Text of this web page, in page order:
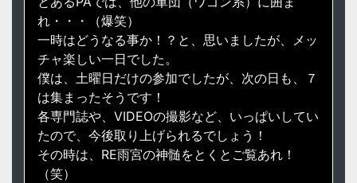
れ・・・（爆笑）
一時はどうなる事か！？と、思いましたが、メッ
チャ楽しい一日でした。
僕は、土曜日だけの参加でしたが、次の日も、７
は集まったそうです！
各専門誌や、VIDEOの撮影など、いっぱいしてい
たので、今後取り上げられるでしょう！
その時は、RE雨宮の神髄をとくとご覧あれ！
（笑）